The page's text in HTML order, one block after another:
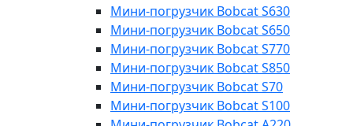
Мини-погрузчик Bobcat S630
Мини-погрузчик Bobcat S650
Мини-погрузчик Bobcat S770
Мини-погрузчик Bobcat S850
Мини-погрузчик Bobcat S70
Мини-погрузчик Bobcat S100